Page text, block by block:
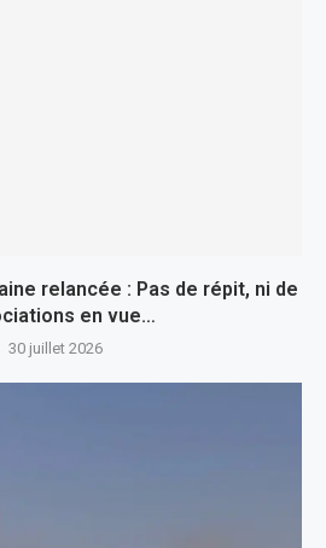
relancée : Pas de répit, ni de
en vue…
30 juillet 2026